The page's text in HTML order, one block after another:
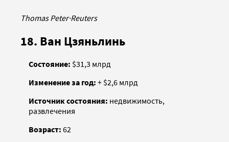
Thomas Peter·Reuters
18. Ван Цзяньлинь
Состояние: $31,3 млрд
Изменение за год: + $2,6 млрд
Источник состояния: недвижимость,
развлечения
Возраст: 62